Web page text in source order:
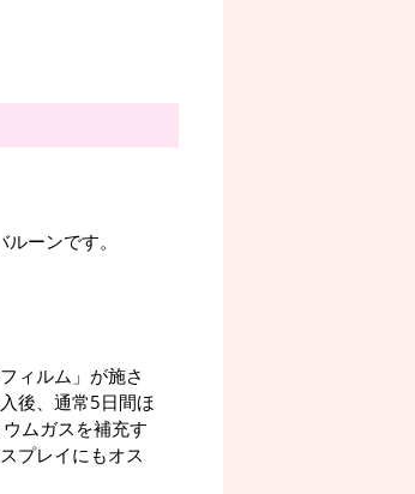
ーンです。
ィルム」が施さ
後、通常5日間ほ
ムガスを補充す
プレイにもオス